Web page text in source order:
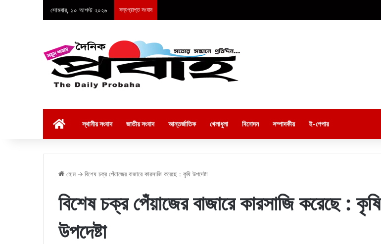
সোমবার, ১০ আগস্ট ২০২৬ সদ্যপ্রাপ্ত সংবাদ
স্থানীয় সংবাদ জাতীয় সংবাদ আন্তর্জাতিক খেলাধুলা বিনোদন সম্পাদকীয় ই-পেপার
হোম → বিশেষ চক্র পেঁয়াজের বাজারে কারসাজি করেছে : কৃষি উপদেষ্টা
বিশেষ চক্র পেঁয়াজের বাজারে কারসাজি করেছে : কৃষি
উপদেষ্টা